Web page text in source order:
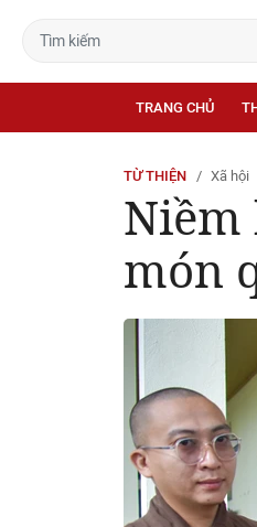
TRANG CHỦ
TỪ THIỆN Xã hội
Niềm
món